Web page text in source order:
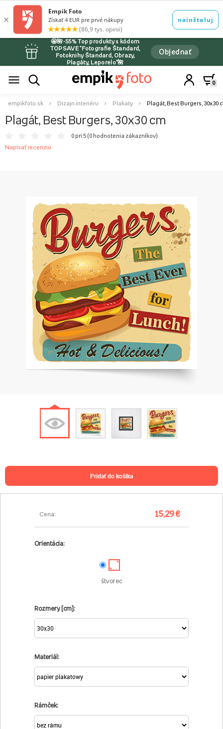
🤩🌺-55% Top produkty s kódom
TOPSAVE *Fotografie Štandard,
Fotoknihy Štandard, Obrazy,
Plagáty, Leporelo*🌺
Objednať
0
empikfoto.sk Dizajn interiéru Plakaty Plagát, Best Burgers, 30x30
Plagát, Best Burgers, 30x30 cm
0 pri 5 (0 hodnotenia zákazníkov)
Napísať recenziu
Cena: 15,29 €
Orientácia:
štvorec
Rozmery [cm]:
Materiál:
Rámček:
pridať do košíka